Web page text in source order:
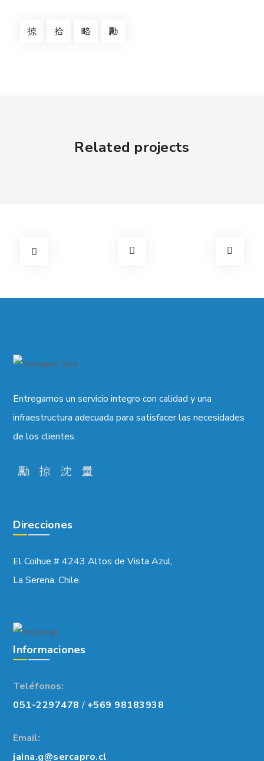
Related projects
Entregamos un servicio integro con calidad y una
infraestructura adecuada para satisfacer las necesidades
de los clientes.
Direcciones
El Coihue # 4243 Altos de Vista Azul,
La Serena. Chile.
Informaciones
Teléfonos:
051-2297478 / +569 98183938
Email:
jaina.g@sercapro.cl